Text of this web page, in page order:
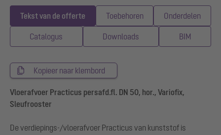
Tekst van de offerte Toebehoren Onderdelen
Catalogus Downloads BIM
Kopieer naar klembord
Vloerafvoer Practicus persafd.fl. DN 50, hor., Variofix,
Sleufrooster
De verdiepings-/vloerafvoer Practicus van kunststof is